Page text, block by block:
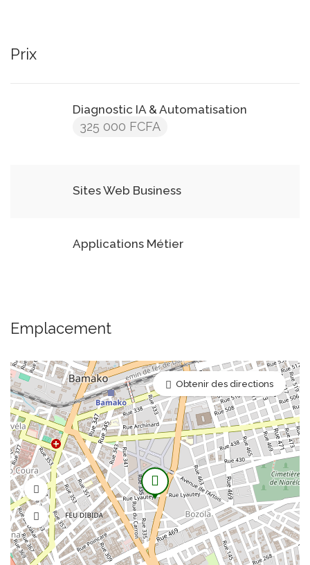
Prix
Diagnostic IA & Automatisation
325 000 FCFA
Sites Web Business
Applications Métier
Emplacement
Obtenir des directions